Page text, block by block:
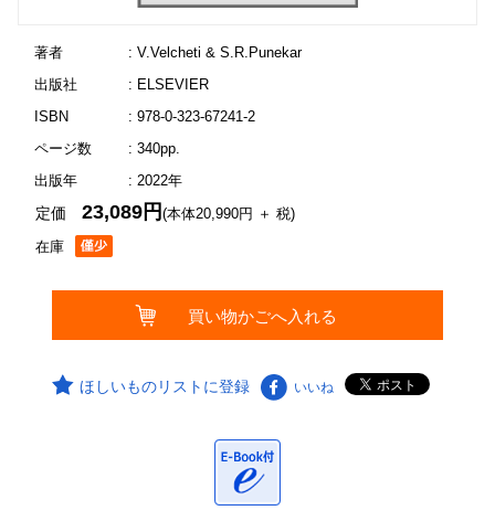
著者
: V.Velcheti & S.R.Punekar
出版社
: ELSEVIER
ISBN
: 978-0-323-67241-2
ページ数
: 340pp.
出版年
: 2022年
在庫
定価23,089円(本体20,990円 ＋ 税)
ほしいものリストに登録 いいね